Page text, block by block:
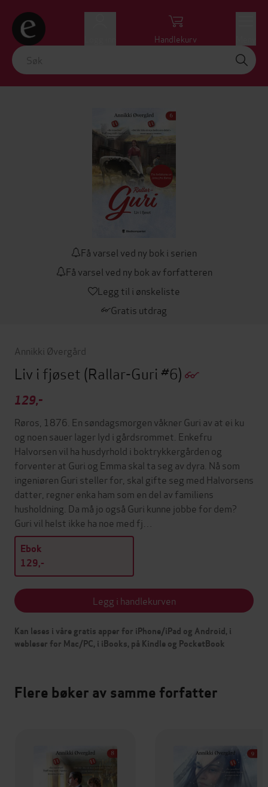
Handlekurv
Få varsel ved ny bok i serien
Få varsel ved ny bok av forfatteren
Legg til i ønskeliste
Gratis utdrag
Annikki Øvergård
Liv i fjøset (Rallar-Guri #6)
129,-
Røros, 1876. En søndagsmorgen våkner Guri av at ei ku
og noen sauer lager lyd i gårdsrommet. Enkefru
Halvorsen vil ha husdyrhold i boktrykkergården og
forventer at Guri og Emma skal ta seg av dyra. Nå som
ingeniøren Guri steller for, skal gifte seg med Halvorsens
datter, regner enka ham som en del av familiens
husholdning. Da må jo også Guri kunne jobbe for dem?
Guri vil helst ikke ha noe med fj…
Ebok
129,-
Legg i handlekurven
Kan leses i våre gratis apper for iPhone/iPad og Android, i
webleser for Mac/PC, i iBooks, på Kindle og PocketBook
Flere bøker av samme forfatter